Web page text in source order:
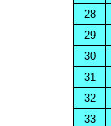
28
29
30
31
32
33